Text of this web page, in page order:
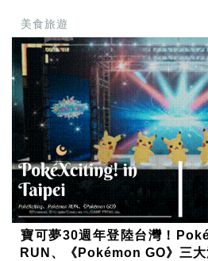
美食旅遊
寶可夢30週年登陸台灣！
RUN、《Pokémon GO》三大